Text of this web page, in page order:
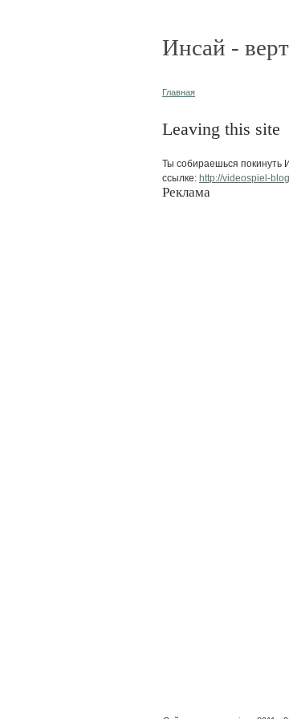
Инсай -
Главная
Leaving this site
Ты собираешься покинуть
ссылке: http://videospiel-
Реклама